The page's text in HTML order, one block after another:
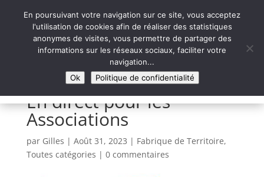
Syntaxe Erreur 2.0
LE NUMÉRIQUE SOLIDAIRE
En direct pour les
Associations
par Gilles | Août 31, 2023 | Fabrique de Territoire,
Toutes catégories | 0 commentaires
En poursuivant votre navigation sur ce site, vous acceptez
l'utilisation de cookies afin de réaliser des statistiques
anonymes de visites, vous permettre de partager des
informations sur les réseaux sociaux, faciliter votre
navigation...
Ok
Politique de confidentialité